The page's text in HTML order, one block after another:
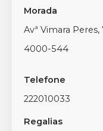
Morada
Avª Vimara Peres,
4000-544
Telefone
222010033
Regalias